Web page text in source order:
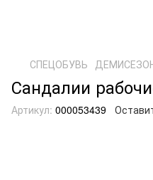
СПЕЦОБУВЬ
Сандалии
Артикул: 000053439